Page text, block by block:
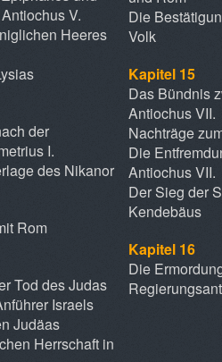
V.
Heeres
der
I.
des Nikanor
Rom
Tod des Judas
Israels
Judäas
Herrschaft in
Die
Volk
Kapitel 15
Das Bündnis
Antiochus VII.
Nachträge
Die
Antiochus VII.
Der Sieg der
Kendebäus
Kapitel 16
Die